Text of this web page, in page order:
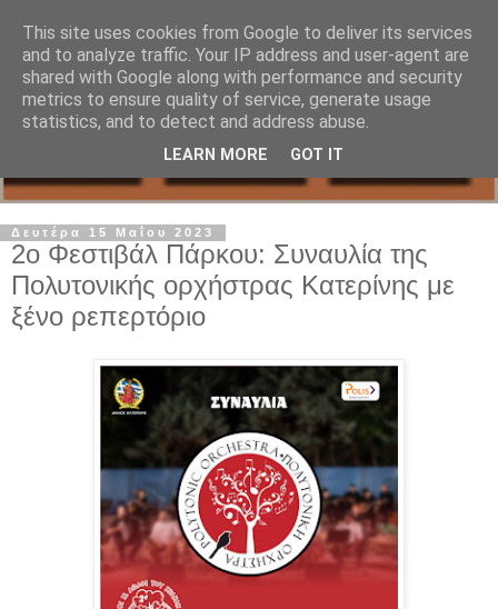
Δευτέρα 15 Μαΐου 2023
2ο Φεστιβάλ Πάρκου: Συναυλία της
Πολυτονικής ορχήστρας Κατερίνης με
ξένο ρεπερτόριο
This site uses cookies from Google to deliver its services
and to analyze traffic. Your IP address and user-agent are
shared with Google along with performance and security
metrics to ensure quality of service, generate usage
statistics, and to detect and address abuse.
LEARN MORE GOT IT